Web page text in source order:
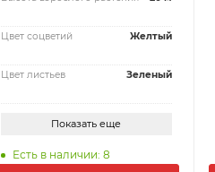
Цвет соцветий Желтый
Цвет листьев Зеленый
Показать еще
Есть в наличии: 8